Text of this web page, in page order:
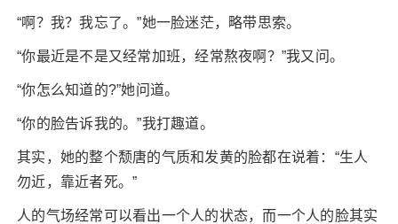
“啊？我？我忘了。”她一脸迷茫，略带思索。
“你最近是不是又经常加班，经常熬夜啊？”我又问。
“你怎么知道的?”她问道。
“你的脸告诉我的。”我打趣道。
其实，她的整个颓唐的气质和发黄的脸都在说着：“生人
勿近，靠近者死。”
人的气场经常可以看出一个人的状态，而一个人的脸其实